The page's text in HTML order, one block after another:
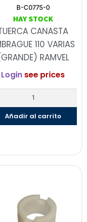
B-C0775-0
HAY STOCK
CANASTA
110 VARIAS
RAMVEL
Login see prices
Añadir al carrito